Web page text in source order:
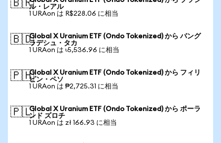
🇧🇷ル・レアル
1 URAon は R$228.06 に相当
🇧🇩Global X Uranium ETF (Ondo Tokenized) から バング
ラデシュ・タカ
1 URAon は ৳5,536.96 に相当
🇵🇭Global X Uranium ETF (Ondo Tokenized) から フィリ
ピン・ペソ
1 URAon は ₱2,725.31 に相当
🇵🇱Global X Uranium ETF (Ondo Tokenized) から ポーラ
ンド ズロチ
1 URAon は zł 166.93 に相当